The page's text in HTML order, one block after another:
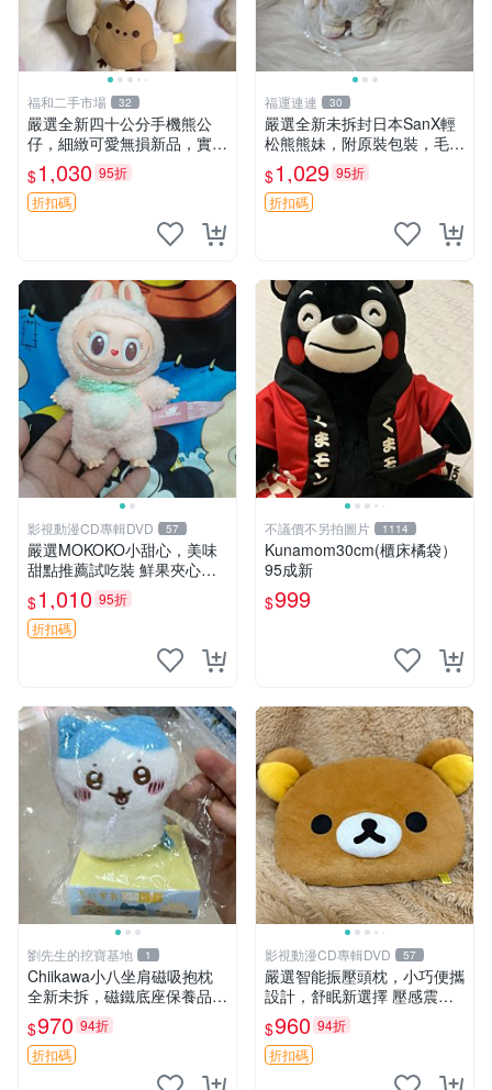
福和二手市場 32
嚴選全新四十公分手機熊公
仔，細緻可愛無損新品，實拍
展現萌趣風采 潘朵拉 熊抱枕
$1,030 95折
折扣碼
福運連連 30
嚴選全新未拆封日本SanX輕
松熊熊妹，附原裝包裝，毛絨
質地極佳，細膩可愛，推薦收
藏兼送禮，適合女性好友或家
人，限量釋出。鬆熊、熊玩
$1,029 95折
折扣碼
影視動漫CD專輯DVD 57
嚴選MOKOKO小甜心，美味
甜點推薦試吃裝 鮮果夾心糖
果，甜蜜滋味享不停 薄荷草
莓 奶油心 60粒 mini小甜心糖
果，水果味夾心零食裝 心形
$1,010 95折
折扣碼
不議價不另拍圖片 1114
Kunamom30cm(櫃床橘袋）
95成新
$999
劉先生的挖寶基地 1
Chiikawa小八坐肩磁吸抱枕
全新未拆，磁鐵底座保養品專
用 磁鐵 磁吸 抱枕
$970 94折
折扣碼
影視動漫CD專輯DVD 57
嚴選智能振壓頭枕，小巧便攜
設計，舒眠新選擇 壓感震動
頭枕 確切尺寸 小巧便攜
$960 94折
折扣碼